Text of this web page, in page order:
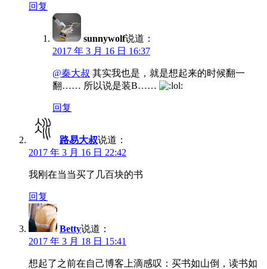
回复
sunnywolf说道：
2017 年 3 月 16 日 16:37
@秦大叔 其实我也是，就是想起来的时候翻一
翻…… 所以说是装B……
回复
路易大叔说道：
2017 年 3 月 16 日 22:42
我刚在当当买了几百块的书
回复
Betty说道：
2017 年 3 月 18 日 15:41
想起了之前在自己博客上滴感叹：买书如山倒，读书如